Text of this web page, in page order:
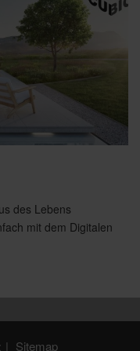
des Lebens
mit dem Digitalen
Sitemap